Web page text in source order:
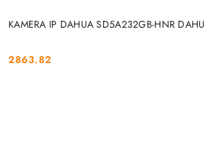
KAMERA IP DAHUA SD5A232GB-HNR
Cena:
2863.82